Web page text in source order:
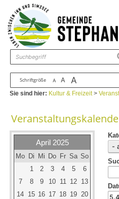
Zum Inhalt ,zur Navigation
Schriftgröße A A A
Sie sind hier: Kultur & Freizeit>
April 2025
Mo Di Mi Do Fr Sa So
1
2 3 4 5
6
7
8 9 10 11 12 13
14 15 16 17 18 19 20